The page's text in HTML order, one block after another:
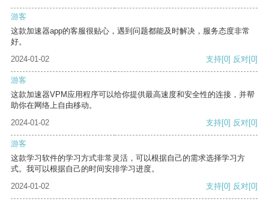
游客
这款加速器app的客服很贴心，遇到问题都能及时解决，服务态度非常
好。
2024-01-02
支持[0] 反对[0]
游客
这款加速器VPM应用程序可以给你提供最高速度和安全性的连接，并帮
助你在网络上自由移动。
2024-01-02
支持[0] 反对[0]
游客
这款学习软件的学习方式非常灵活，可以根据自己的需求选择学习方
式。我可以根据自己的时间安排学习进度。
2024-01-02
支持[0] 反对[0]